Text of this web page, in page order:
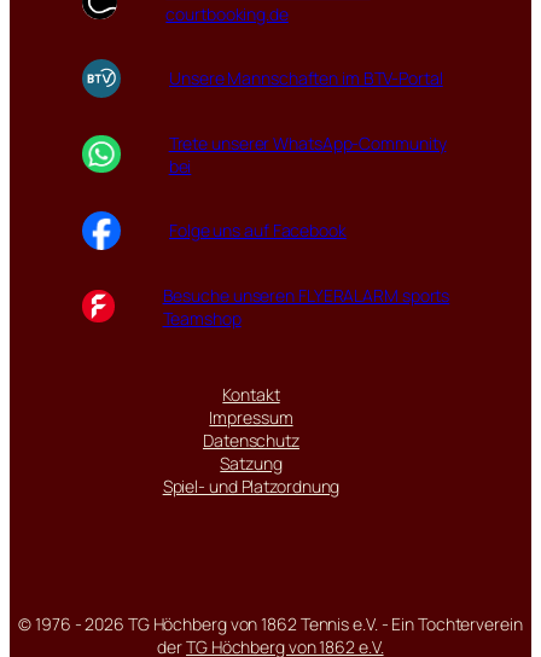
courtbooking.de
Unsere Mannschaften im BTV-Portal
Trete unserer WhatsApp-Community
bei
Folge uns auf Facebook
Besuche unseren FLYERALARM sports
Teamshop
Kontakt
Impressum
Datenschutz
Satzung
Spiel- und Platzordnung
© 1976 - 2026 TG Höchberg von 1862 Tennis e.V. - Ein Tochterverein
derTG Höchberg von 1862 e.V.